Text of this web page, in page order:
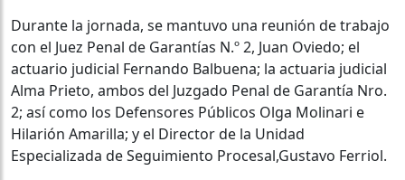
Durante la jornada, se mantuvo una reunión de trabajo
con el Juez Penal de Garantías N.º 2, Juan Oviedo; el
actuario judicial Fernando Balbuena; la actuaria judicial
Alma Prieto, ambos del Juzgado Penal de Garantía Nro.
2; así como los Defensores Públicos Olga Molinari e
Hilarión Amarilla; y el Director de la Unidad
Especializada de Seguimiento Procesal,Gustavo Ferriol.